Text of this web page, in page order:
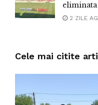
2 ZILE
Cele mai citite